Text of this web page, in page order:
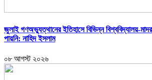
জুলাই গণঅভ্যুত্থানের ইতিহাসে বিভিন্ন বিশ্ববিদ্যালয়-
পায়নি: নাহিদ ইসলাম
০৮ আগস্ট ২০২৬